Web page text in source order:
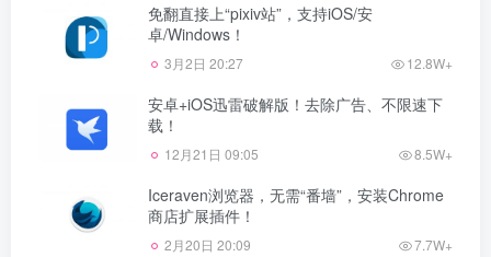
免翻直接上“pixiv站”，支持iOS/安
卓/Windows！
3月2日 20:27 12.8W+
安卓+iOS迅雷破解版！去除广告、不限速下
载！
12月21日 09:05 8.5W+
Iceraven浏览器，无需“番墙”，安装Chrome
商店扩展插件！
2月20日 20:09 7.7W+